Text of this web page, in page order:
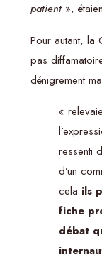
patient»,
Pour autant, la
pas
dénigrement
«
ressenti
d’un
cela ils
fiche
débat